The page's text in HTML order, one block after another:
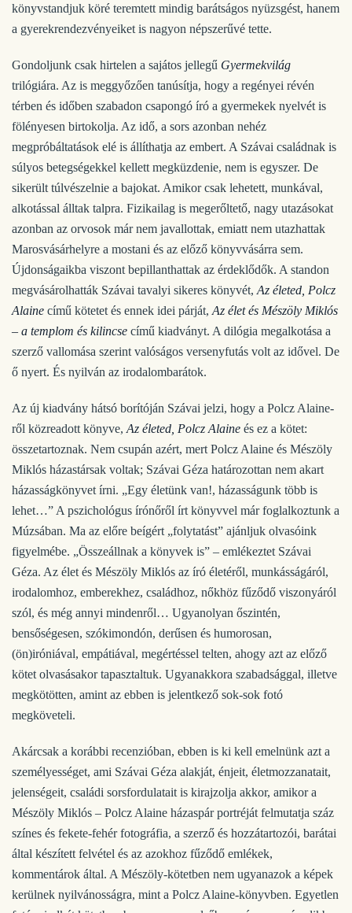
könyvstandjuk köré teremtett mindig barátságos nyüzsgést, hanem
a gyerekrendezvényeiket is nagyon népszerűvé tette.
Gondoljunk csak hirtelen a sajátos jellegű Gyermekvilág
trilógiára. Az is meggyőzően tanúsítja, hogy a regényei révén
térben és időben szabadon csapongó író a gyermekek nyelvét is
fölényesen birtokolja. Az idő, a sors azonban nehéz
megpróbáltatások elé is állíthatja az embert. A Szávai családnak is
súlyos betegségekkel kellett megküzdenie, nem is egyszer. De
sikerült túlvészelnie a bajokat. Amikor csak lehetett, munkával,
alkotással álltak talpra. Fizikailag is megerőltető, nagy utazásokat
azonban az orvosok már nem javallottak, emiatt nem utazhattak
Marosvásárhelyre a mostani és az előző könyvvásárra sem.
Újdonságaikba viszont bepillanthattak az érdeklődők. A standon
megvásárolhatták Szávai tavalyi sikeres könyvét, Az életed, Polcz
Alaine című kötetet és ennek idei párját, Az élet és Mészöly Miklós
– a templom és kilincse című kiadványt. A dilógia megalkotása a
szerző vallomása szerint valóságos versenyfutás volt az idővel. De
ő nyert. És nyilván az irodalombarátok.
Az új kiadvány hátsó borítóján Szávai jelzi, hogy a Polcz Alaine-
ről közreadott könyve, Az életed, Polcz Alaine és ez a kötet:
összetartoznak. Nem csupán azért, mert Polcz Alaine és Mészöly
Miklós házastársak voltak; Szávai Géza határozottan nem akart
házasságkönyvet írni. „Egy életünk van!, házasságunk több is
lehet…” A pszichológus írónőről írt könyvvel már foglalkoztunk a
Múzsában. Ma az előre beígért „folytatást” ajánljuk olvasóink
figyelmébe. „Összeállnak a könyvek is” – emlékeztet Szávai
Géza. Az élet és Mészöly Miklós az író életéről, munkásságáról,
irodalomhoz, emberekhez, családhoz, nőkhöz fűződő viszonyáról
szól, és még annyi mindenről… Ugyanolyan őszintén,
bensőségesen, szókimondón, derűsen és humorosan,
(ön)iróniával, empátiával, megértéssel telten, ahogy azt az előző
kötet olvasásakor tapasztaltuk. Ugyanakkora szabadsággal, illetve
megkötötten, amint az ebben is jelentkező sok-sok fotó
megköveteli.
Akárcsak a korábbi recenzióban, ebben is ki kell emelnünk azt a
személyességet, ami Szávai Géza alakját, énjeit, életmozzanatait,
jelenségeit, családi sorsfordulatait is kirajzolja akkor, amikor a
Mészöly Miklós – Polcz Alaine házaspár portréját felmutatja száz
színes és fekete-fehér fotográfia, a szerző és hozzátartozói, barátai
által készített felvétel és az azokhoz fűződő emlékek,
kommentárok által. A Mészöly-kötetben nem ugyanazok a képek
kerülnek nyilvánosságra, mint a Polcz Alaine-könyvben. Egyetlen